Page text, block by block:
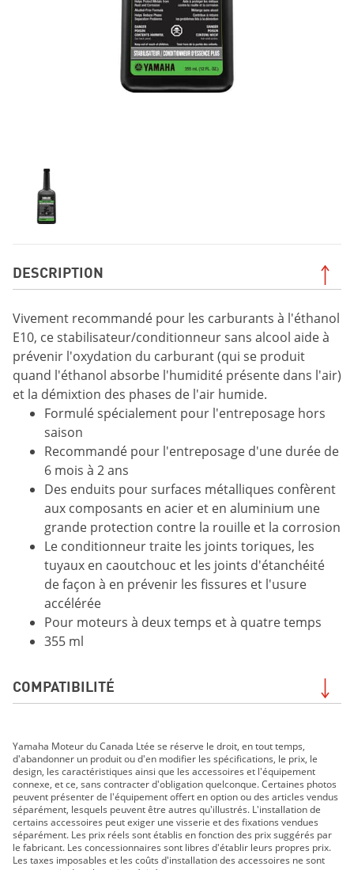
DESCRIPTION
Vivement recommandé pour les carburants à l'éthanol
E10, ce stabilisateur/conditionneur sans alcool aide à
prévenir l'oxydation du carburant (qui se produit
quand l'éthanol absorbe l'humidité présente dans l'air)
et la démixtion des phases de l'air humide.
Formulé spécialement pour l'entreposage hors
saison
Recommandé pour l'entreposage d'une durée de
6 mois à 2 ans
Des enduits pour surfaces métalliques confèrent
aux composants en acier et en aluminium une
grande protection contre la rouille et la corrosion
Le conditionneur traite les joints toriques, les
tuyaux en caoutchouc et les joints d'étanchéité
de façon à en prévenir les fissures et l'usure
accélérée
Pour moteurs à deux temps et à quatre temps
355 ml
COMPATIBILITÉ
GRIZZLY DAE SE 2019
210 FSH SPORT 2019
EXR 2019
EX DELUXE 2019
EX 2019
FX HO 2019
FX CRUISER HO 2019
Yamaha Moteur du Canada Ltée se réserve le droit, en tout temps,
d'abandonner un produit ou d'en modifier les spécifications, le prix, le
design, les caractéristiques ainsi que les accessoires et l'équipement
connexe, et ce, sans contracter d'obligation quelconque. Certaines photos
peuvent présenter de l'équipement offert en option ou des articles vendus
séparément, lesquels peuvent être autres qu'illustrés. L'installation de
certains accessoires peut exiger une visserie et des fixations vendues
séparément. Les prix réels sont établis en fonction des prix suggérés par
le fabricant. Les concessionnaires sont libres d'établir leurs propres prix.
Les taxes imposables et les coûts d'installation des accessoires ne sont